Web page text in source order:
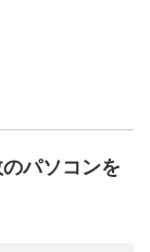
パソコンを